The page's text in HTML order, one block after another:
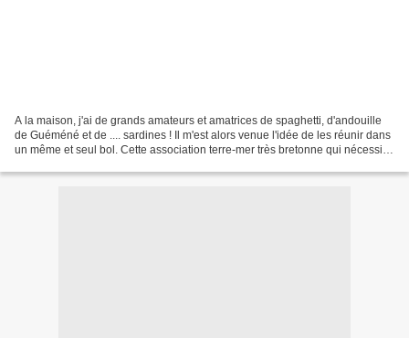
A la maison, j'ai de grands amateurs et amatrices de spaghetti, d'andouille
de Guéméné et de .... sardines ! Il m'est alors venue l'idée de les réunir dans
un même et seul bol. Cette association terre-mer très bretonne qui nécessite